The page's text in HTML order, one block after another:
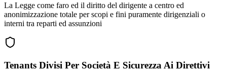
La Legge come faro ed il diritto del dirigente a centro ed
anonimizzazione totale per scopi e fini puramente dirigenziali o
interni tra reparti ed assunzioni
Tenants Divisi Per Società E Sicurezza Ai Direttivi